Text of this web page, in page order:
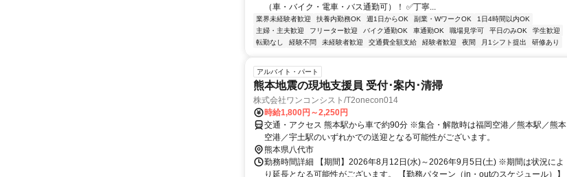
（車・バイク・電車・バス通勤可）！ ✅丁寧...
業界未経験者歓迎 扶養内勤務OK 週1日からOK 副業・WワークOK
1日4時間以内OK
主婦・主夫歓迎
フリーター歓迎 バイク通勤OK 車通勤OK 職場見学可 平日のみOK
学生歓迎
転勤なし
経験不問 未経験者歓迎 交通費全額支給 経験者歓迎 夜間 月1シフト提出 研修あり
アルバイト・パート
熊本地震の現地支援員 受付･案内･清掃
株式会社ワンコンシスト/T2onecon014
時給1,800円～2,250円
交通・アクセス 熊本駅から車で約90分 ※集合・解散時は福岡空港／熊本駅／熊本
空港／宇土駅のいずれかでの送迎となる可能性がございます。
熊本県八代市
勤務時間詳細 【期間】2026年8月12日(水)～2026年9月5日(土) ※期間は状況によ
り延長となる可能性がございます。 【勤務パターン（in・outのスケジュール）】